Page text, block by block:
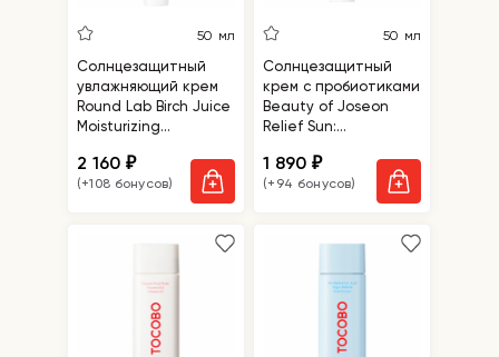
50 мл
Солнцезащитный
увлажняющий крем
Round Lab Birch Juice
Moisturizing
2 160₽
(+108 бонусов)
50 мл
Солнцезащитный
крем с пробиотиками
Beauty of Joseon
Relief Sun:
PA++++
1 890₽
(+94 бонусов)